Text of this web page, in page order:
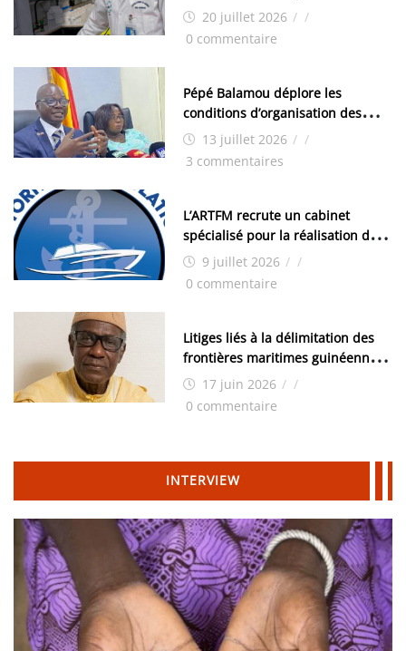
de Kamsar des techniciens
chimistes (H/F)
20 juillet 2026 / /
0 commentaire
Pépé Balamou déplore les
conditions d’organisation des
examens nationaux : « Si ce sont
les élections, on trouve tous les
13 juillet 2026 / /
3 commentaires
L’ARTFM recrute un cabinet
spécialisé pour la réalisation des
études techniques
9 juillet 2026 / /
0 commentaire
Litiges liés à la délimitation des
frontières maritimes guinéennes:
Idrissa Chérif écrit au ministre
des Hydrocarbures
17 juin 2026 / /
0 commentaire
INTERVIEW